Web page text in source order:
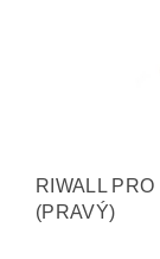
RIWALL
(PRAVÝ)